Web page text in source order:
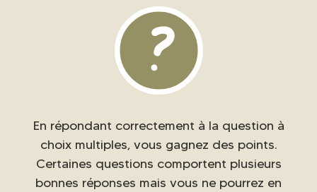
En répondant correctement à la question à
choix multiples, vous gagnez des points.
Certaines questions comportent plusieurs
bonnes réponses mais vous ne pourrez en